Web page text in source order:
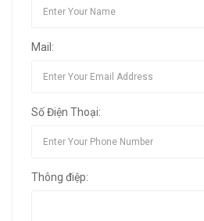
Mail:
Số Điện Thoại:
Thông điệp: